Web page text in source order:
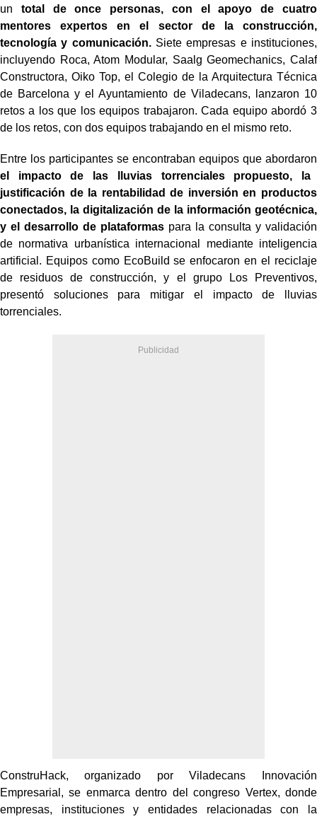
un total de once personas, con el apoyo de cuatro
mentores expertos en el sector de la construcción,
tecnología y comunicación.Siete empresas e instituciones,
incluyendo Roca, Atom Modular, Saalg Geomechanics, Calaf
Constructora, Oiko Top, el Colegio de la Arquitectura Técnica
de Barcelona y el Ayuntamiento de Viladecans, lanzaron 10
retos a los que los equipos trabajaron. Cada equipo abordó 3
de los retos, con dos equipos trabajando en el mismo reto.
Entre los participantes se encontraban equipos que abordaron
el impacto de las lluvias torrenciales propuesto, la
justificación de la rentabilidad de inversión en productos
conectados, la digitalización de la información geotécnica,
y el desarrollo de plataformaspara la consulta y validación
de normativa urbanística internacional mediante inteligencia
artificial. Equipos como EcoBuild se enfocaron en el reciclaje
de residuos de construcción, y el grupo Los Preventivos,
presentó soluciones para mitigar el impacto de lluvias
torrenciales.
ConstruHack, organizado por Viladecans Innovación
Empresarial, se enmarca dentro del congreso Vertex, donde
empresas, instituciones y entidades relacionadas con la